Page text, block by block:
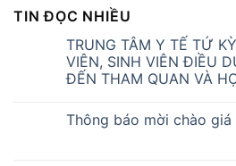
TIN ĐỌC NHIỀU
TRUNG TÂM Y TẾ TỨ
VIÊN, SINH VIÊN ĐIỀU
ĐẾN THAM QUAN VÀ
Thông báo mời chào giá